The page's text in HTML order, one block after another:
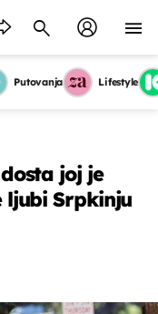
Putovanja Lifestyle
joj je
ljubi Srpkinju